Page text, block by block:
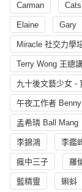
Carman Cats
Elaine Gary
Miracle 社交力學
Terry Wong 王總
九十後文藝少女 -
午夜工作者 Benny
孟希璘 Ball Mang
李錦鴻 李鑑
瘋中三子 羅
藍精靈 蝌蚪